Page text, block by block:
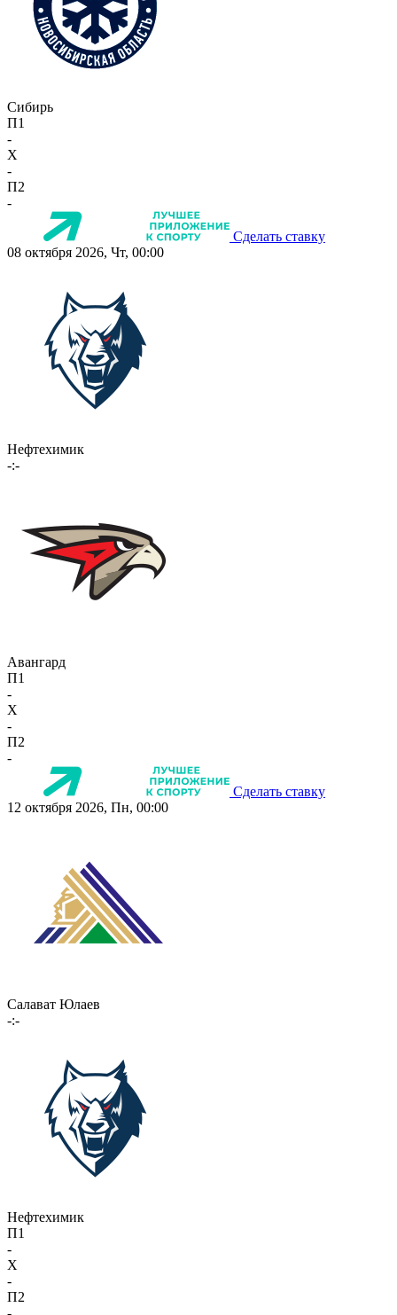
Сибирь
П1
-
X
-
П2
-
Сделать ставку
08 октября 2026, Чт, 00:00
Нефтехимик
-:-
Авангард
П1
-
X
-
П2
-
Сделать ставку
12 октября 2026, Пн, 00:00
Салават Юлаев
-:-
Нефтехимик
П1
-
X
-
П2